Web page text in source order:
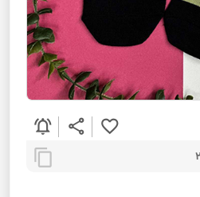
favorite_border
share
notifications_active
content_copy